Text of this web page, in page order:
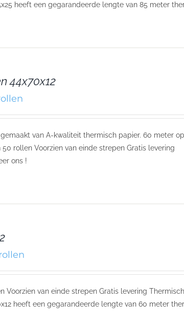
heeft een gegarandeerde lengte van 85 meter
44x70x12
van A-kwaliteit thermisch papier. 60 meter
rollen Voorzien van einde strepen Gratis levering
ons !
Voorzien van einde strepen Gratis levering
heeft een gegarandeerde lengte van 60 meter